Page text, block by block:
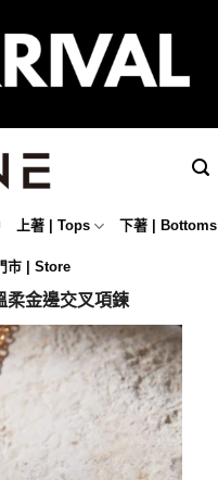
上著 | Tops 下著 | Bottoms
市 | Store
柔金邊交叉項鍊